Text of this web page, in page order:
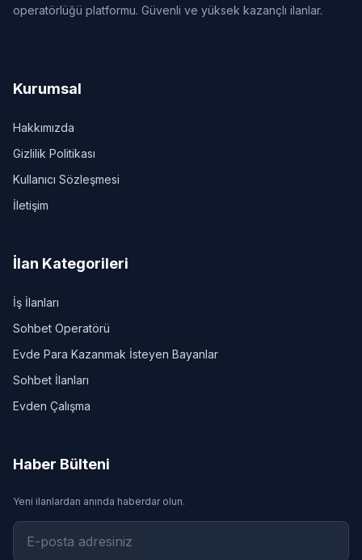
operatörlüğü platformu. Güvenli ve yüksek kazançlı ilanlar.
Kurumsal
Hakkımızda
Gizlilik Politikası
Kullanıcı Sözleşmesi
İletişim
İlan Kategorileri
İş İlanları
Sohbet Operatörü
Evde Para Kazanmak İsteyen Bayanlar
Sohbet İlanları
Evden Çalışma
Haber Bülteni
Yeni ilanlardan anında haberdar olun.